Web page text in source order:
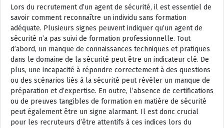
Lors du recrutement d’un agent de sécurité, il est essentiel de
savoir comment reconnaître un individu sans formation
adéquate. Plusieurs signes peuvent indiquer qu’un agent de
sécurité n’a pas suivi de formation professionnelle. Tout
d’abord, un manque de connaissances techniques et pratiques
dans le domaine de la sécurité peut être un indicateur clé. De
plus, une incapacité à répondre correctement à des questions
ou des scénarios liés à la sécurité peut révéler un manque de
préparation et d’expertise. En outre, l’absence de certifications
ou de preuves tangibles de formation en matière de sécurité
peut également être un signe alarmant. Il est donc crucial
pour les recruteurs d’être attentifs à ces indices lors du